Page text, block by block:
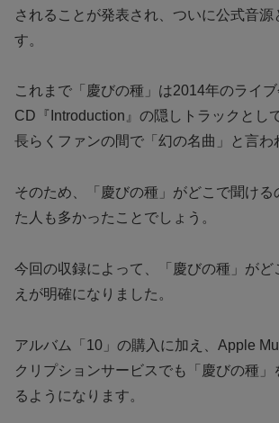
されることが発表され、ついに公式音源
す。
これまで「慶びの種」は2014年のライ
CD『Introduction』の隠しトラックとし
長らくファンの間で「幻の名曲」と言わ
そのため、「慶びの種」がどこで聞ける
た人も多かったことでしょう。
今回の収録によって、「慶びの種」がど
えが明確になりました。
アルバム「10」の購入に加え、Apple
クリプションサービスでも「慶びの種」
るようになります。